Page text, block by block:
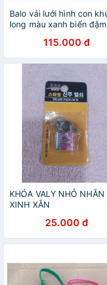
Balo vải lưới hình con
long màu xanh biển đậm
115.000 đ
KHÓA VALY NHỎ NHẮN
XINH XẮN
25.000 đ